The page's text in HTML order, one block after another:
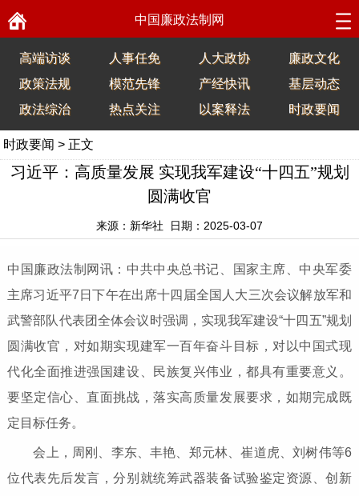
中国廉政法制网
高端访谈 人事任免 人大政协
廉政文化
政策法规
模范先锋 产经快讯
基层动态
政法综治
热点关注 以案释法 时政要闻
时政要闻 > 正文
习近平：高质量发展 实现我军建设“十四五”规划
圆满收官
来源：新华社 日期：2025-03-07
中国廉政法制网讯：中共中央总书记、国家主席、中央军委
主席习近平7日下午在出席十四届全国人大三次会议解放军和
武警部队代表团全体会议时强调，实现我军建设“十四五”规划
圆满收官，对如期实现建军一百年奋斗目标，对以中国式现
代化全面推进强国建设、民族复兴伟业，都具有重要意义。
要坚定信心、直面挑战，落实高质量发展要求，如期完成既
定目标任务。
会上，周刚、李东、丰艳、郑元林、崔道虎、刘树伟等6
位代表先后发言，分别就统筹武器装备试验鉴定资源、创新